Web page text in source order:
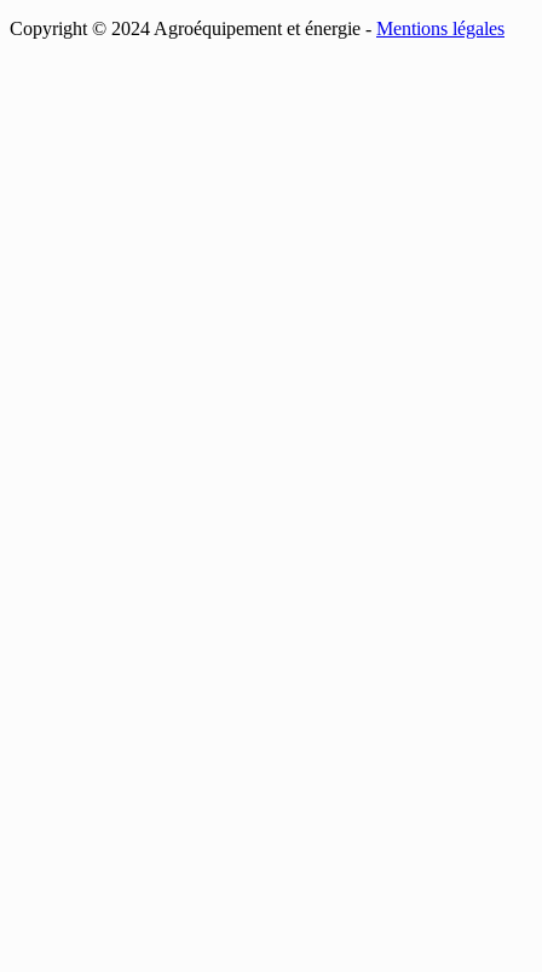
Copyright © 2024 Agroéquipement et énergie - Mentions légales